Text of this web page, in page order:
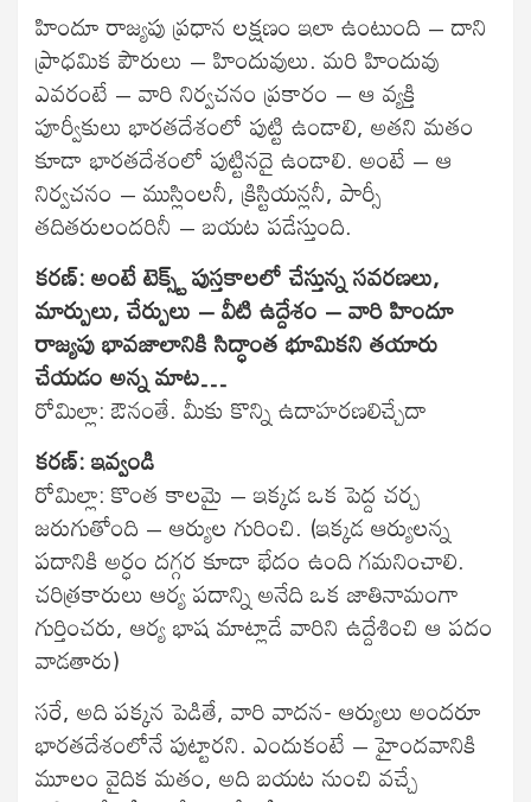
హిందూ రాజ్యపు ప్రధాన లక్షణం ఇలా ఉంటుంది – దాని
ప్రాధమిక పౌరులు – హిందువులు. మరి హిందువు
ఎవరంటే – వారి నిర్వచనం ప్రకారం – ఆ వ్యక్తి
పూర్వీకులు భారతదేశంలో పుట్టి ఉండాలి, అతని మతం
కూడా భారతదేశంలో పుట్టినదై ఉండాలి. అంటే – ఆ
నిర్వచనం – ముస్లింలనీ, క్రిస్టియన్లనీ, పార్సీ
తదితరులందరినీ – బయట పడేస్తుంది.
కరణ్: అంటే టెక్స్ట్ పుస్తకాలలో చేస్తున్న సవరణలు,
మార్పులు, చేర్పులు – వీటి ఉద్దేశం – వారి హిందూ
రాజ్యపు భావజాలానికి సిద్ధాంత భూమికని తయారు
చేయడం అన్న మాట…
రోమిల్లా: ఔనంతే. మీకు కొన్ని ఉదాహరణలిచ్చేదా
కరణ్: ఇవ్వండి
రోమిల్లా: కొంత కాలమై – ఇక్కడ ఒక పెద్ద చర్చ
జరుగుతోంది – ఆర్యుల గురించి. (ఇక్కడ ఆర్యులన్న
పదానికి అర్ధం దగ్గర కూడా భేదం ఉంది గమనించాలి.
చరిత్రకారులు ఆర్య పదాన్ని అనేది ఒక జాతినామంగా
గుర్తించరు, ఆర్య భాష మాట్లాడే వారిని ఉద్దేశించి ఆ పదం
వాడతారు)
సరే, అది పక్కన పెడితే, వారి వాదన- ఆర్యులు అందరూ
భారతదేశంలోనే పుట్టారని. ఎందుకంటే – హైందవానికి
మూలం వైదిక మతం, అది బయట నుంచి వచ్చే